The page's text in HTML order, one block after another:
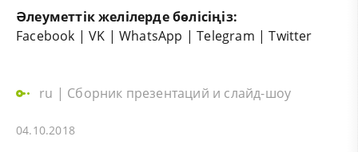
Әлеуметтік желілерде бөлісіңіз:
Facebook |VK |WhatsApp |Telegram |Twitter
ru | Сборник презентаций и слайд-шоу
04.10.2018